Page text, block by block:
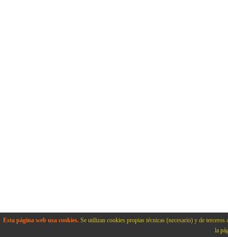
Esta página web usa cookies. Se utilizan cookies propias técnicas (necesario) y de
la